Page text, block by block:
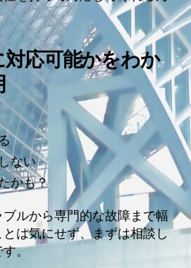
応可能かをわか
ない
かも？
ルから専門的な故障まで幅
は気にせず、まずは相談し
す。